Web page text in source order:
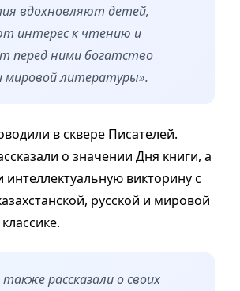
вдохновляют детей,
интерес к чтению и
перед ними богатство
мировой литературы».
в сквере Писателей.
о значении Дня книги, а
интеллектуальную викторину с
русской и мировой
рассказали о своих